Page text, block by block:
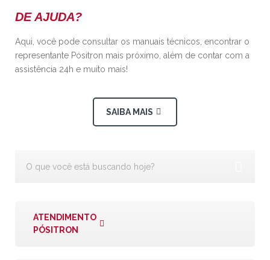
DE AJUDA?
Aqui, você pode consultar os manuais técnicos, encontrar o
representante Pósitron mais próximo, além de contar com a
assistência 24h e muito mais!
SAIBA MAIS
ATENDIMENTO
PÓSITRON